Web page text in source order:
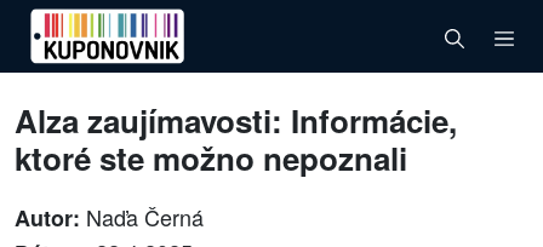
Alza zaujímavosti: Informácie,
ktoré ste možno nepoznali
Autor: Naďa Černá